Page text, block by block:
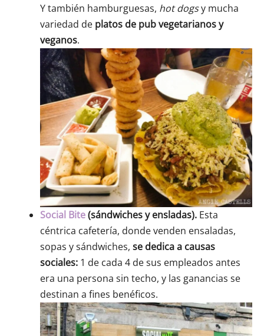
Y también hamburguesas, hot dogsy mucha
variedad de platos de pub vegetarianos y
veganos.
Social Bite(sándwiches y ensladas). Esta
céntrica cafetería, donde venden ensaladas,
sopas y sándwiches, se dedica a causas
sociales: 1 de cada 4 de sus empleados antes
era una persona sin techo, y las ganancias se
destinan a fines benéficos.